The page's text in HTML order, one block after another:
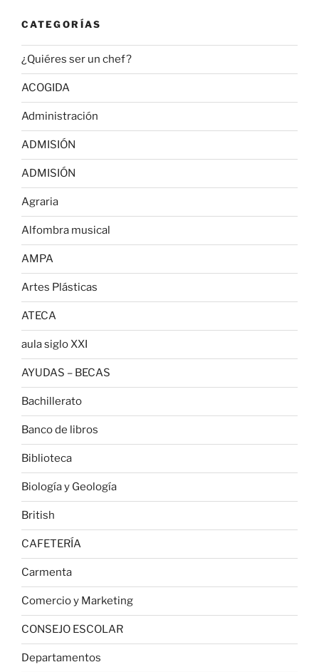
CATEGORÍAS
¿Quiéres ser un chef?
ACOGIDA
Administración
ADMISIÓN
ADMISIÓN
Agraria
Alfombra musical
AMPA
Artes Plásticas
ATECA
aula siglo XXI
AYUDAS – BECAS
Bachillerato
Banco de libros
Biblioteca
Biología y Geología
British
CAFETERÍA
Carmenta
Comercio y Marketing
CONSEJO ESCOLAR
Departamentos